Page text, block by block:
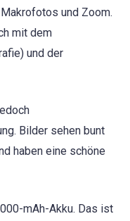
und Zoom.
mit dem
und der
Bilder sehen bunt
haben eine schöne
mAh-Akku. Das ist